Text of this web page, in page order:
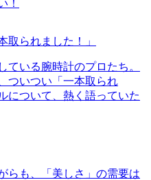
！
取られました！」
ている腕時計のプロたち。
ついつい「一本取られ
について、熱く語っていた
らも、「美しさ」の需要は